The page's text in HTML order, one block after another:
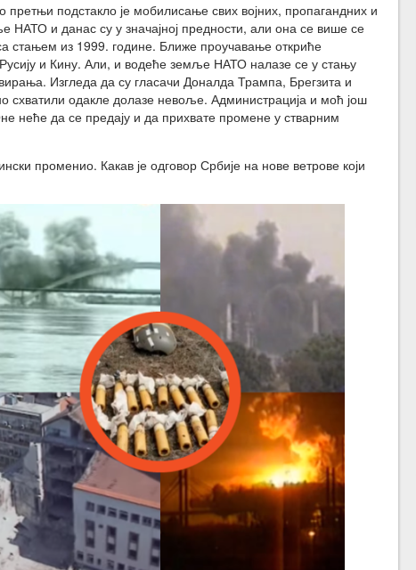
подстакло је мобилисање свих војних, пропагандних и
НАТО и данас су у значајној предности, али она се више се
стањем из 1999. године. Ближе проучавање откриће
Русију и Кину. Али, и водеће земље НАТО налазе се у стању
Изгледа да су гласачи Доналда Трампа, Брегзита и
схватили одакле долазе невоље. Администрација и моћ још
неће да се предају и да прихвате промене у стварним
променио. Какав је одговор Србије на нове ветрове који